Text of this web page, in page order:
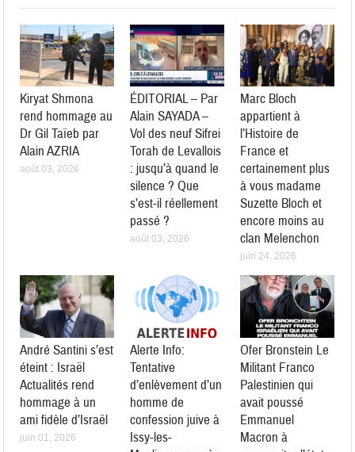
Kiryat Shmona
rend hommage au
Dr Gil Taïeb par
Alain AZRIA
août 03, 2026
ÉDITORIAL – Par
Alain SAYADA –
Vol des neuf Sifrei
Torah de Levallois
: jusqu’à quand le
silence ? Que
s’est-il réellement
passé ?
août 03, 2026
Marc Bloch
appartient à
l’Histoire de
France et
certainement plus
à vous madame
Suzette Bloch et
encore moins au
clan Melenchon
juin 24, 2026
André Santini s’est
éteint : Israël
Actualités rend
hommage à un
ami fidèle d’Israël
juin 01, 2026
Alerte Info:
Tentative
d’enlèvement d’un
homme de
confession juive à
Issy-les-
Ofer Bronstein Le
Militant Franco
Palestinien qui
avait poussé
Emmanuel
Macron à